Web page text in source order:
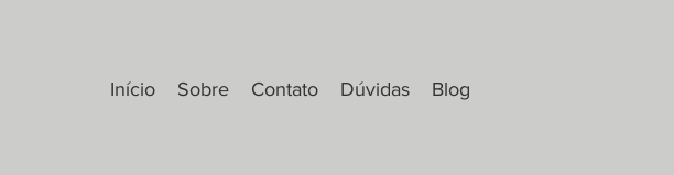
Início Sobre Contato Dúvidas Blog